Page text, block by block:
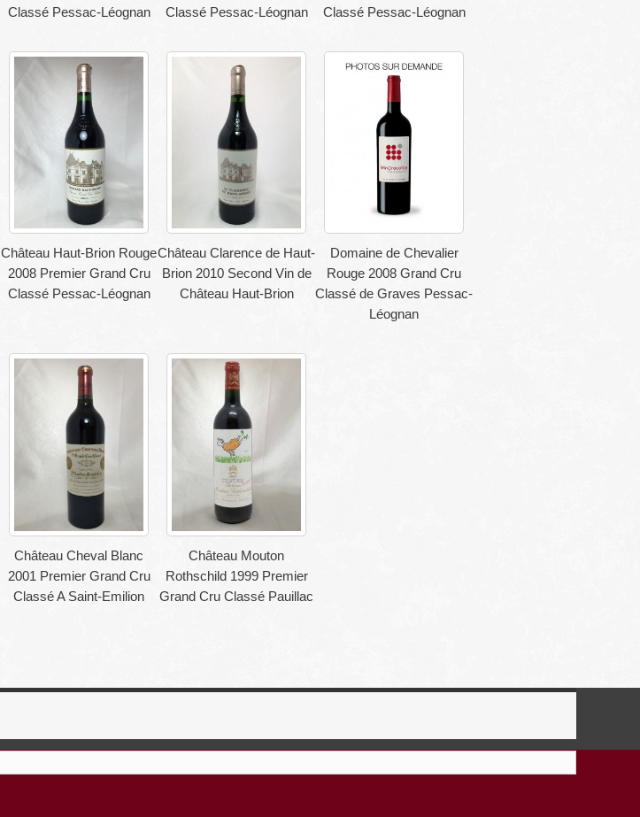
Classé Pessac-Léognan
Classé Pessac-Léognan
Classé Pessac-Léognan
Château Haut-Brion Rouge
2008 Premier Grand Cru
Classé Pessac-Léognan
Château Clarence de Haut-
Brion 2010 Second Vin de
Château Haut-Brion
Domaine de Chevalier
Rouge 2008 Grand Cru
Classé de Graves Pessac-
Léognan
Château Cheval Blanc
2001 Premier Grand Cru
Classé A Saint-Emilion
Château Mouton
Rothschild 1999 Premier
Grand Cru Classé Pauillac